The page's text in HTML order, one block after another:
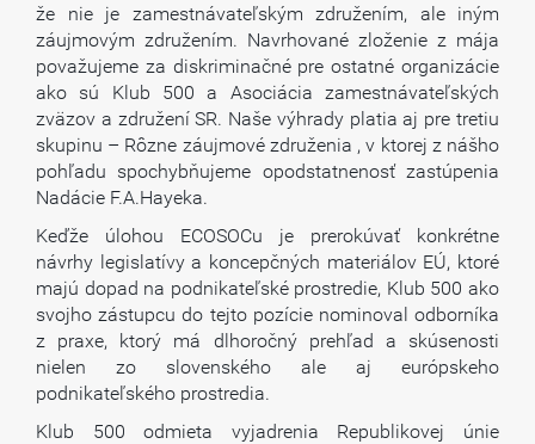
že nie je zamestnávateľským združením, ale iným
záujmovým združením. Navrhované zloženie z mája
považujeme za diskriminačné pre ostatné organizácie
ako sú Klub 500 a Asociácia zamestnávateľských
zväzov a združení SR. Naše výhrady platia aj pre tretiu
skupinu – Rôzne záujmové združenia , v ktorej z nášho
pohľadu spochybňujeme opodstatnenosť zastúpenia
Nadácie F.A.Hayeka.
Keďže úlohou ECOSOCu je prerokúvať konkrétne
návrhy legislatívy a koncepčných materiálov EÚ, ktoré
majú dopad na podnikateľské prostredie, Klub 500 ako
svojho zástupcu do tejto pozície nominoval odborníka
z praxe, ktorý má dlhoročný prehľad a skúsenosti
nielen zo slovenského ale aj európskeho
podnikateľského prostredia.
Klub 500 odmieta vyjadrenia Republikovej únie